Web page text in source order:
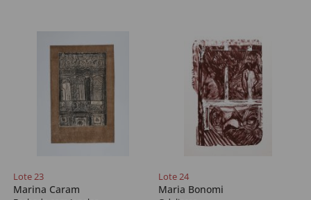
Lote 23
Marina Caram
Lote 24
Maria Bonomi